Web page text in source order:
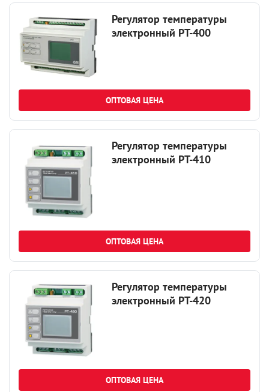
Регулятор температуры
электронный РТ-400
ОПТОВАЯ ЦЕНА
Регулятор температуры
электронный РТ-410
ОПТОВАЯ ЦЕНА
Регулятор температуры
электронный РТ-420
ОПТОВАЯ ЦЕНА